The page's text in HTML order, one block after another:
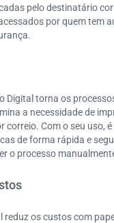
pelo destinatário
por quem tem
Digital torna os
a necessidade de
correio. Com o seu uso,
de forma rápida e
o processo
reduz os custos com